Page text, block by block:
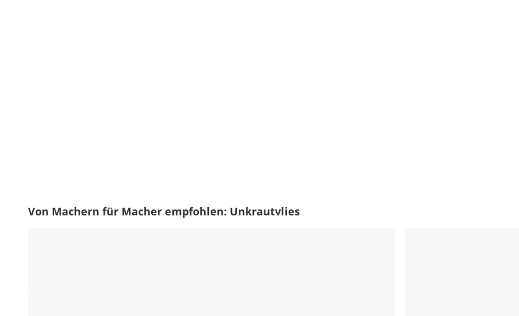
Von Machern für Macher empfohlen: Unkrautvlies